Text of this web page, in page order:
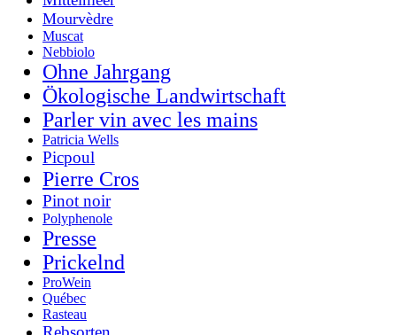
Mourvèdre
Muscat
Nebbiolo
Ohne Jahrgang
Ökologische Landwirtschaft
Parler vin avec les mains
Patricia Wells
Picpoul
Pierre Cros
Pinot noir
Polyphenole
Presse
Prickelnd
ProWein
Québec
Rasteau